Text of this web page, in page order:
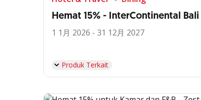
Hemat 15% - InterContinental Bali
1 1月 2026 - 31 12月 2027
Produk Terkait